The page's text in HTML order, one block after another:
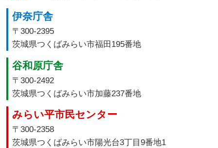
伊奈庁舎
〒300-2395
茨城県つくばみらい市福田195番地
谷和原庁舎
〒300-2492
茨城県つくばみらい市加藤237番地
みらい平市民センター
〒300-2358
茨城県つくばみらい市陽光台3丁目9番地1